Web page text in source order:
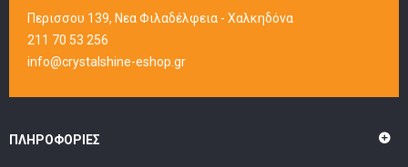
Περισσου 139, Νεα Φιλαδέλφεια - Χαλκηδόνα
211 70 53 256
info@crystalshine-eshop.gr
ΠΛΗΡΟΦΟΡΊΕΣ